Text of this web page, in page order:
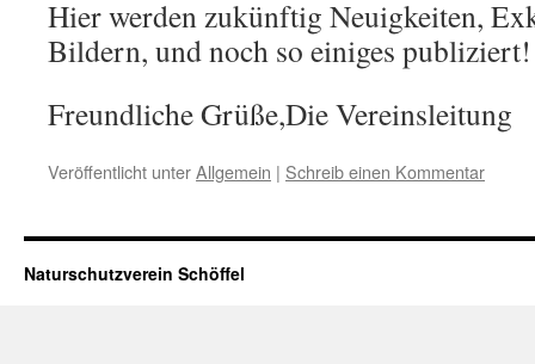
Hier werden zukünftig Neuigkeiten,
Bildern, und noch so einiges publiziert!
Freundliche Grüße,Die Vereinsleitung
Veröffentlicht unterAllgemein | Schreib einen Kommentar
Naturschutzverein Schöffel